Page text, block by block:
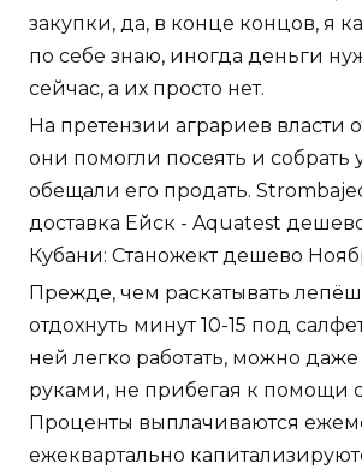
закупки, да, в конце концов, я
по себе знаю, иногда деньги
сейчас, а их просто нет.
На претензии аграриев власти
они помогли посеять и собрать
обещали его продать.
доставка Ейск - Aquatest
Кубани: Станожект дешево
Прежде, чем раскатывать
отдохнуть минут 10-15 под
ней легко работать, можно даже
руками, не прибегая к помощи
Проценты выплачиваются
ежеквартально